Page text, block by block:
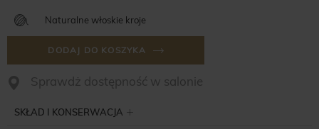
Naturalne włoskie kroje
DODAJ DO KOSZYKA
Sprawdż dostępność w salonie
SKŁAD I KONSERWACJA